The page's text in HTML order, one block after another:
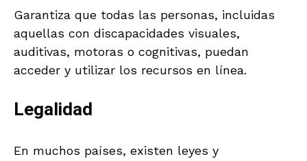
Garantiza que todas las personas, incluidas
aquellas con discapacidades visuales,
auditivas, motoras o cognitivas, puedan
acceder y utilizar los recursos en línea.
Legalidad
En muchos países, existen leyes y